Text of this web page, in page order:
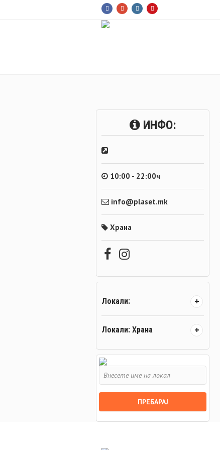
ИНФО:
10:00 - 22:00ч
info@plaset.mk
Храна
Локали:
Локали: Храна